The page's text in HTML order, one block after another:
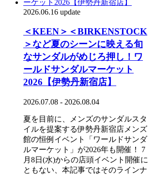
2026.06.16 update
＜KEEN＞＜BIRKENSTOCK
＞など夏のシーンに映える旬
なサンダルがめじろ押し！ワ
ールドサンダルマーケット
2026【伊勢丹新宿店】
2026.07.08 - 2026.08.04
夏を目前に、メンズのサンダルスタ
イルを提案する伊勢丹新宿店メンズ
館の恒例イベント「ワールドサンダ
ルマーケット」が2026年も開催！ 7
月8日(水)からの店頭イベント開催に
ともない、本記事ではそのラインナ